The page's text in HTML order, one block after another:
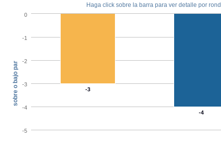
sobre o bajo par
Haga click sobre la barra para ver detalle por
-3
-4
-5
-4
-3
-2
-1
0